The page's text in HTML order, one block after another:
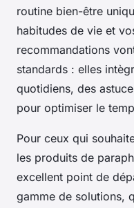
routine bien-être
habitudes de vie et
recommandations
standards : elles
quotidiens, des
pour optimiser le
Pour ceux qui
les produits de
excellent point de
gamme de solutions,